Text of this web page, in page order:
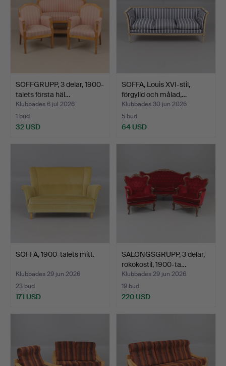
SOFFGRUPP, 3 delar, 1900-
talets första häl…
Klubbades 6 jul 2026
1 bud
32 USD
SOFFA, Louis XVI-stil,
förgylld och målad,…
Klubbades 30 jun 2026
5 bud
64 USD
SOFFA, 1900-talets mitt.
Klubbades 29 jun 2026
23 bud
171 USD
SALONGSGRUPP, 3 delar,
rokokostil, 1900-ta…
Klubbades 29 jun 2026
19 bud
220 USD